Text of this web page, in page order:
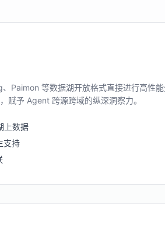
Paimon 等数据湖开放格式直接进行高性能
赋予 Agent 跨源跨域的纵深洞察力。
上数据
支持